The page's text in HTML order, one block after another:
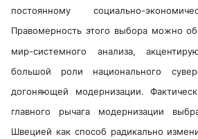
постоянному социально-
Правомерность этого выбора можно
мир-системного анализа,
большой роли национального
догоняющей модернизации.
главного рычага модернизации
Швецией как способ радикально